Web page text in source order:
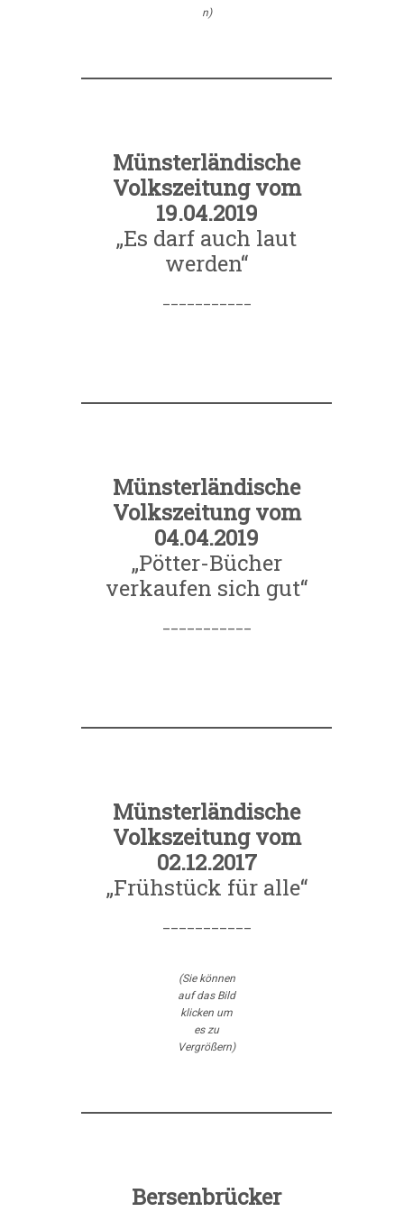
n)
Münsterländische
Volkszeitung vom
19.04.2019
„Es darf auch laut
werden“
Münsterländische
Volkszeitung vom
04.04.2019
„Pötter-Bücher
verkaufen sich gut“
Münsterländische
Volkszeitung vom
02.12.2017
„Frühstück für alle“
(Sie können
auf das Bild
klicken um
es zu
Vergrößern)
Bersenbrücker